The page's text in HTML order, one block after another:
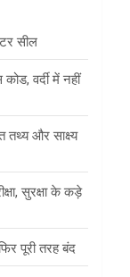
सील
वर्दी में नहीं
तथ्य और साक्ष्य
सुरक्षा के कड़े
पूरी तरह बंद